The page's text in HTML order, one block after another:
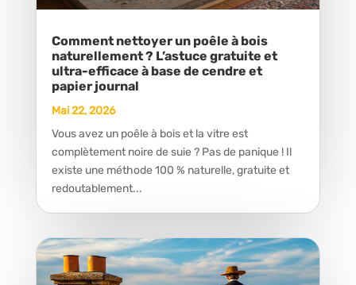
Comment nettoyer un poêle à bois
naturellement ? L’astuce gratuite et
ultra-efficace à base de cendre et
papier journal
Mai 22, 2026
Vous avez un poêle à bois et la vitre est
complètement noire de suie ? Pas de panique ! Il
existe une méthode 100 % naturelle, gratuite et
redoutablement...